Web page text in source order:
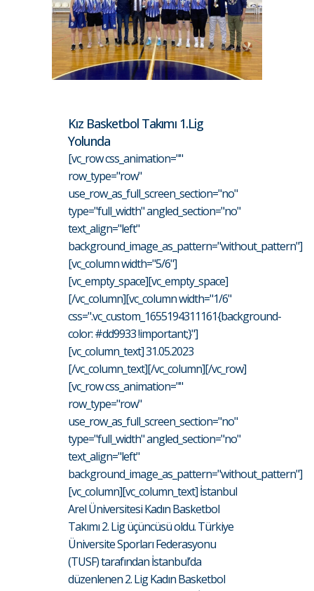
Kız Basketbol Takımı 1.Lig
Yolunda
[vc_row css_animation=""
row_type="row"
use_row_as_full_screen_section="no"
type="full_width" angled_section="no"
text_align="left"
background_image_as_pattern="without_pattern"]
[vc_column width="5/6"]
[vc_empty_space][vc_empty_space]
[/vc_column][vc_column width="1/6"
css=".vc_custom_1655194311161{background-
color: #dd9933 !important;}"]
[vc_column_text] 31.05.2023
[/vc_column_text][/vc_column][/vc_row]
[vc_row css_animation=""
row_type="row"
use_row_as_full_screen_section="no"
type="full_width" angled_section="no"
text_align="left"
background_image_as_pattern="without_pattern"]
[vc_column][vc_column_text] İstanbul
Arel Üniversitesi Kadın Basketbol
Takımı 2. Lig üçüncüsü oldu. Türkiye
Üniversite Sporları Federasyonu
(TUSF) tarafından İstanbul’da
düzenlenen 2. Lig Kadın Basketbol